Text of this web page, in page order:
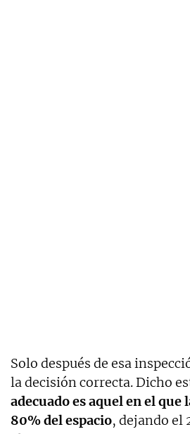
Solo después de esa
la decisión correcta. Dicho
adecuado es aquel en el que
80% del espacio, dejando el